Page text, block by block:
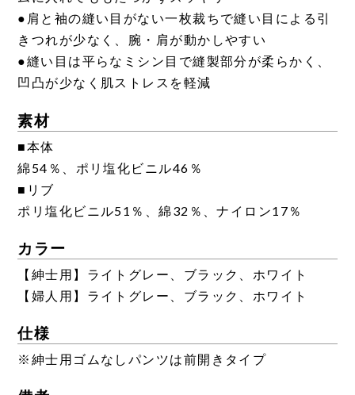
●肩と袖の縫い目がない一枚裁ちで縫い目による引
きつれが少なく、腕・肩が動かしやすい
●縫い目は平らなミシン目で縫製部分が柔らかく、
凹凸が少なく肌ストレスを軽減
素材
■本体
綿54％、ポリ塩化ビニル46％
■リブ
ポリ塩化ビニル51％、綿32％、ナイロン17％
カラー
【紳士用】ライトグレー、ブラック、ホワイト
【婦人用】ライトグレー、ブラック、ホワイト
仕様
※紳士用ゴムなしパンツは前開きタイプ